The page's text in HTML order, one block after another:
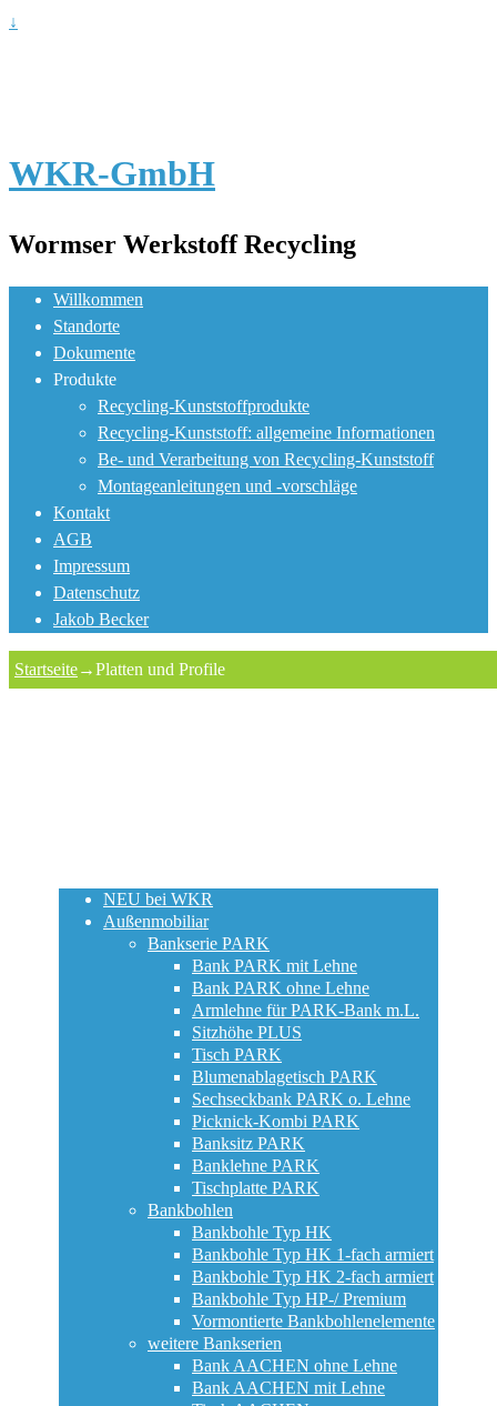
↓
WKR-GmbH
Wormser Werkstoff Recycling
Willkommen
Standorte
Dokumente
Produkte
Recycling-Kunststoffprodukte
Recycling-Kunststoff: allgemeine Informationen
Be- und Verarbeitung von Recycling-Kunststoff
Montageanleitungen und -vorschläge
Kontakt
AGB
Impressum
Datenschutz
Jakob Becker
Startseite→Platten und Profile
NEU bei WKR
Außenmobiliar
Bankserie PARK
Bank PARK mit Lehne
Bank PARK ohne Lehne
Armlehne für PARK-Bank m.L.
Sitzhöhe PLUS
Tisch PARK
Blumenablagetisch PARK
Sechseckbank PARK o. Lehne
Picknick-Kombi PARK
Banksitz PARK
Banklehne PARK
Tischplatte PARK
Bankbohlen
Bankbohle Typ HK
Bankbohle Typ HK 1-fach armiert
Bankbohle Typ HK 2-fach armiert
Bankbohle Typ HP-/ Premium
Vormontierte Bankbohlenelemente
weitere Bankserien
Bank AACHEN ohne Lehne
Bank AACHEN mit Lehne